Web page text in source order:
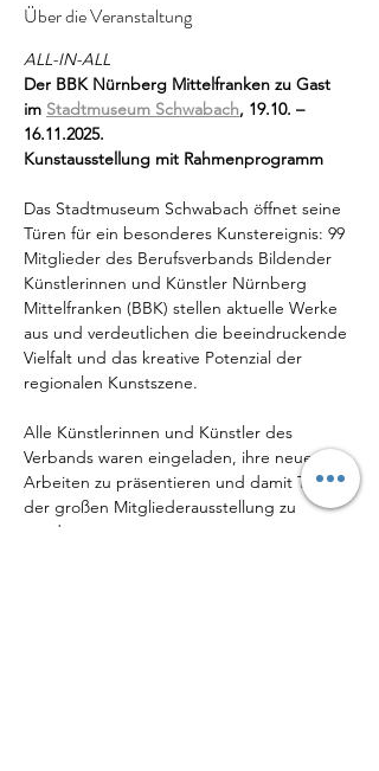
Über die Veranstaltung
ALL-IN-ALL
Der BBK Nürnberg Mittelfranken zu Gast
im Stadtmuseum Schwabach, 19.10. –
16.11.2025.
Kunstausstellung mit Rahmenprogramm
Das Stadtmuseum Schwabach öffnet seine
Türen für ein besonderes Kunstereignis: 99
Mitglieder des Berufsverbands Bildender
Künstlerinnen und Künstler Nürnberg
Mittelfranken (BBK) stellen aktuelle Werke
aus und verdeutlichen die beeindruckende
Vielfalt und das kreative Potenzial der
regionalen Kunstszene.
Alle Künstlerinnen und Künstler des
Verbands waren eingeladen, ihre neuesten
Arbeiten zu präsentieren und damit Teil
der großen Mitgliederausstellung zu
werden.